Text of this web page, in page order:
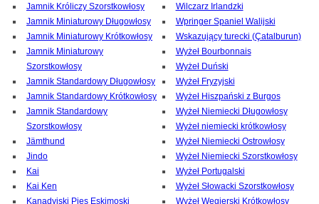
Jamnik Króliczy Szorstkowłosy
Jamnik Miniaturowy Długowłosy
Jamnik Miniaturowy Krótkowłosy
Jamnik Miniaturowy
Szorstkowłosy
Jamnik Standardowy Długowłosy
Jamnik Standardowy Krótkowłosy
Jamnik Standardowy
Szorstkowłosy
Jämthund
Jindo
Kai
Kai Ken
Kanadyjski Pies Eskimoski
Wilczarz Irlandzki
Wpringer Spaniel Walijski
Wskazujący turecki (Çatalburun)
Wyżeł Bourbonnais
Wyżeł Duński
Wyżeł Fryzyjski
Wyżeł Hiszpański z Burgos
Wyżeł Niemiecki Długowłosy
Wyżeł niemiecki krótkowłosy
Wyżeł Niemiecki Ostrowłosy
Wyżeł Niemiecki Szorstkowłosy
Wyżeł Portugalski
Wyżeł Słowacki Szorstkowłosy
Wyżeł Węgierski Krótkowłosy